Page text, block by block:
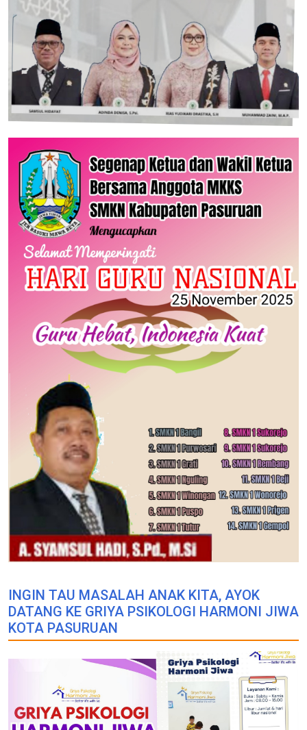
INGIN TAU MASALAH ANAK KITA, AYOK
DATANG KE GRIYA PSIKOLOGI HARMONI JIWA
KOTA PASURUAN